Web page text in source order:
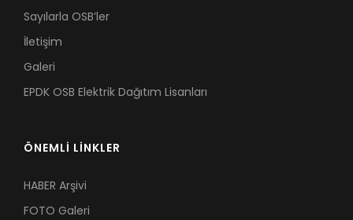
Sayılarla OSB’ler
İletişim
Galeri
EPDK OSB Elektrik Dağıtım Lisanları
ÖNEMLİ LİNKLER
HABER Arşivi
FOTO Galeri